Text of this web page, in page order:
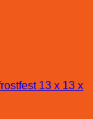
13 x 13 x